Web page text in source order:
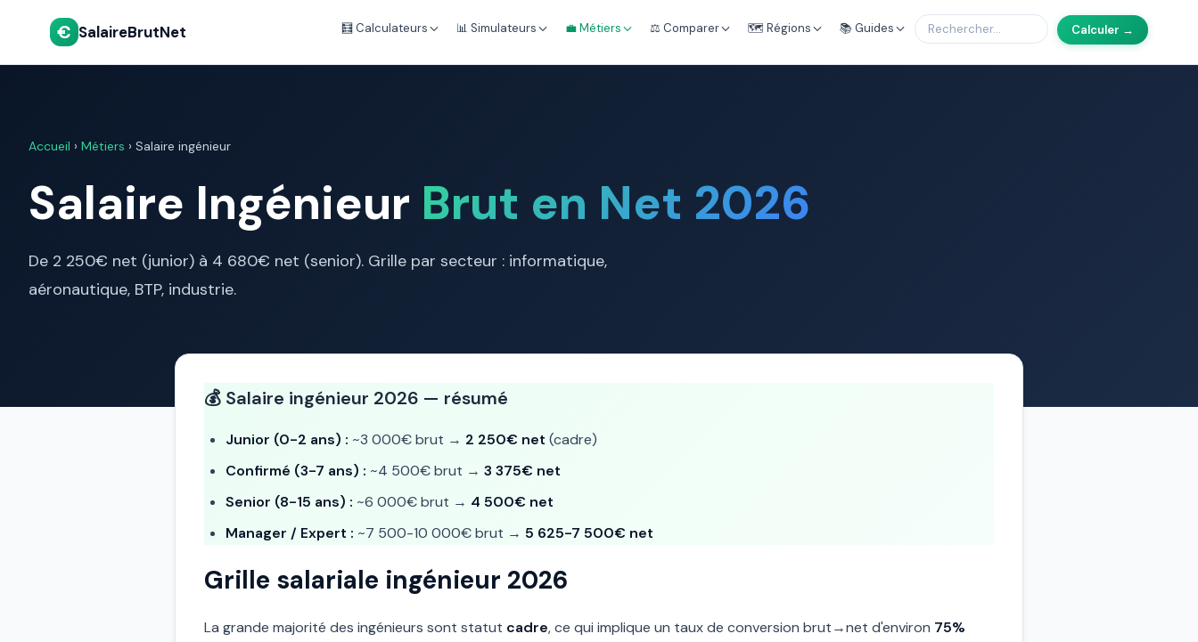
€ SalaireBrutNet 🧮 Calculateurs 📊 Simulateurs 💼 Métiers ⚖️ Comparer 🗺️ Régions 📚 Guides Calculer →
Accueil › Métiers › Salaire ingénieur
Salaire Ingénieur Brut en Net 2026
De 2 250€ net (junior) à 4 680€ net (senior). Grille par secteur : informatique,
aéronautique, BTP, industrie.
💰 Salaire ingénieur 2026 — résumé
Junior (0-2 ans) : ~3 000€ brut → 2 250€ net (cadre)
Confirmé (3-7 ans) : ~4 500€ brut → 3 375€ net
Senior (8-15 ans) : ~6 000€ brut → 4 500€ net
Manager / Expert : ~7 500-10 000€ brut → 5 625-7 500€ net
Grille salariale ingénieur 2026
La grande majorité des ingénieurs sont statut cadre, ce qui implique un taux de conversion brut→net d'environ 75%